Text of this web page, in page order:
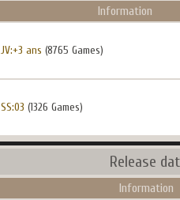
Information
JV:+3 ans (8765 Games)
SS:03 (1326 Games)
Release
Information